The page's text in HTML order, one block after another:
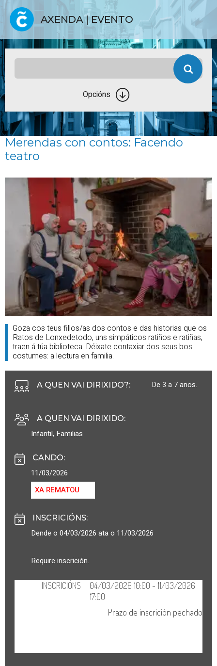
AXENDA | EVENTO
Opcións
Merendas con contos: Facendo
teatro
Goza cos teus fillos/as dos contos e das historias que os
Ratos de Lonxedetodo, uns simpáticos ratiños e ratiñas,
traen á túa biblioteca. Déixate contaxiar dos seus bos
costumes: a lectura en familia.
A QUEN VAI DIRIXIDO?: De 3 a 7 anos.
A QUEN VAI DIRIXIDO:
Infantil, Familias
CANDO:
11/03/2026
XA REMATOU
INSCRICIÓNS:
Dende o 04/03/2026 ata o 11/03/2026
Require inscrición.